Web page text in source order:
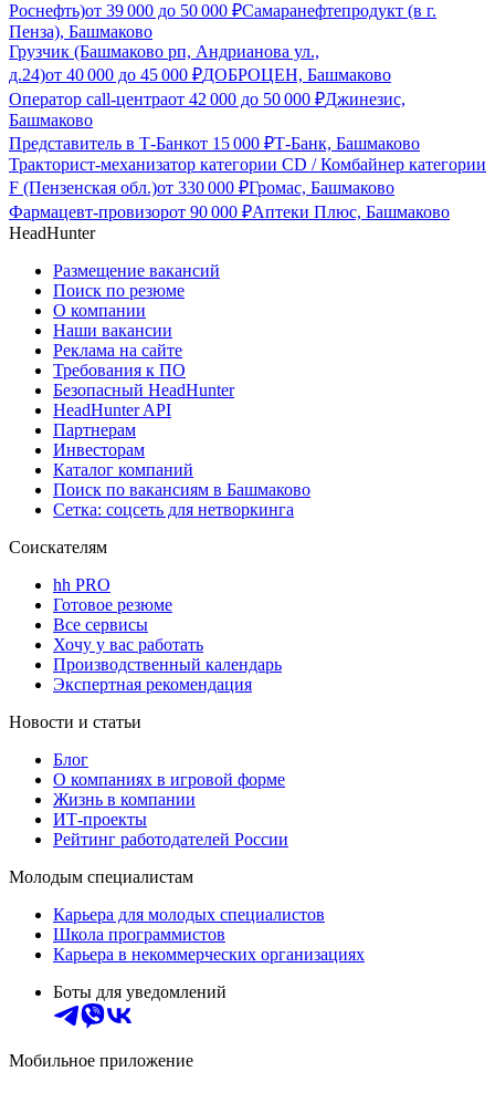
Роснефть)от 39 000 до 50 000 ₽Самаранефтепродукт (в г.
Пенза), Башмаково
Грузчик (Башмаково рп, Андрианова ул.,
д.24)от 40 000 до 45 000 ₽ДОБРОЦЕН, Башмаково
Оператор call-центраот 42 000 до 50 000 ₽Джинезис,
Башмаково
Представитель в Т-Банкот 15 000 ₽Т-Банк, Башмаково
Тракторист-механизатор категории CD / Комбайнер категории
F (Пензенская обл.)от 330 000 ₽Громас, Башмаково
Фармацевт-провизорот 90 000 ₽Аптеки Плюс, Башмаково
HeadHunter
Размещение вакансий
Поиск по резюме
О компании
Наши вакансии
Реклама на сайте
Требования к ПО
Безопасный HeadHunter
HeadHunter API
Партнерам
Инвесторам
Каталог компаний
Поиск по вакансиям в Башмаково
Сетка: соцсеть для нетворкинга
Соискателям
hh PRO
Готовое резюме
Все сервисы
Хочу у вас работать
Производственный календарь
Экспертная рекомендация
Новости и статьи
Блог
О компаниях в игровой форме
Жизнь в компании
ИТ-проекты
Рейтинг работодателей России
Молодым специалистам
Карьера для молодых специалистов
Школа программистов
Карьера в некоммерческих организациях
Боты для уведомлений
Мобильное приложение